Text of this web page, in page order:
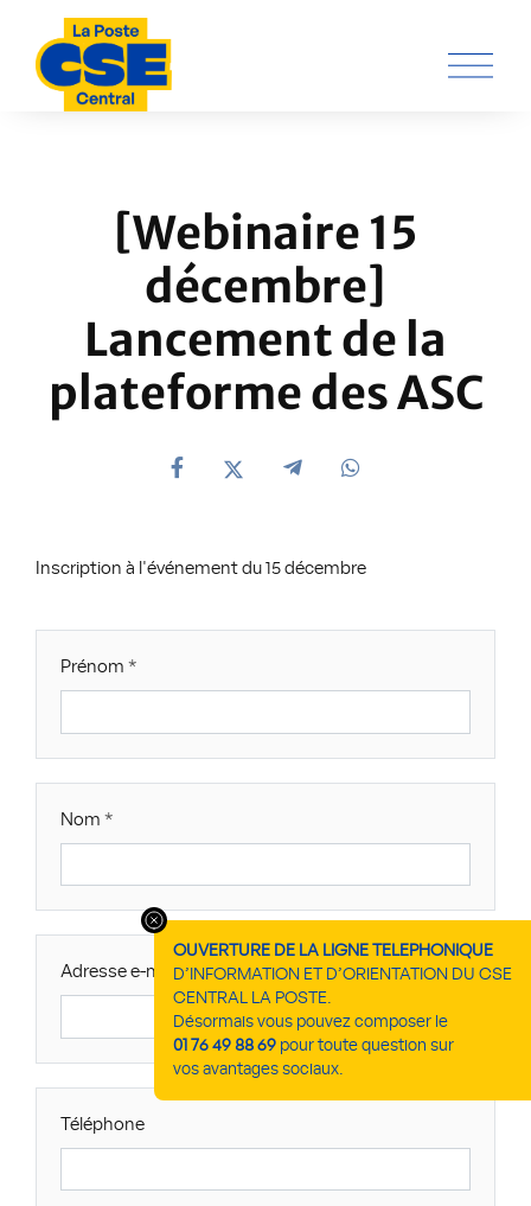
[Webinaire 15
décembre]
Lancement de la
plateforme des ASC
Inscription à l'événement du 15 décembre
Prénom
Nom
Adresse e-mail
Téléphone
OUVERTURE DE LA LIGNE TELEPHONIQUE
D’INFORMATION ET D’ORIENTATION DU CSE
CENTRAL LA POSTE.
Désormais vous pouvez composer le
01 76 49 88 69 pour toute question sur
vos avantages sociaux.